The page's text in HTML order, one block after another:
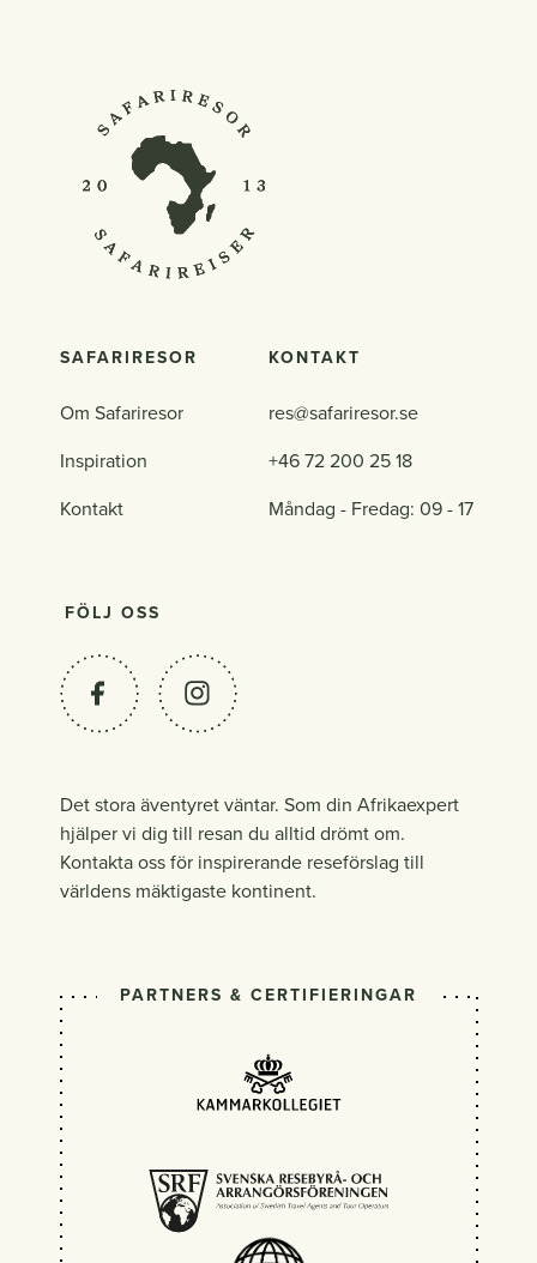
SAFARIRESOR
Om Safariresor
Inspiration
Kontakt
KONTAKT
res@safariresor.se
+46 72 200 25 18
Måndag - Fredag: 09 - 17
FÖLJ OSS
Det stora äventyret väntar. Som din Afrikaexpert
hjälper vi dig till resan du alltid drömt om.
Kontakta oss för inspirerande reseförslag till
världens mäktigaste kontinent.
PARTNERS & CERTIFIERINGAR